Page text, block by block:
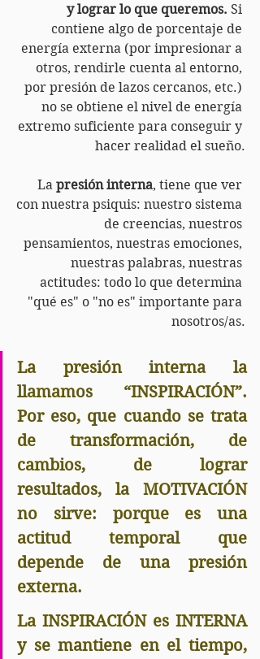
y lograr lo que queremos. Si
contiene algo de porcentaje de
energía externa (por impresionar a
otros, rendirle cuenta al entorno,
por presión de lazos cercanos, etc.)
no se obtiene el nivel de energía
extremo suficiente para conseguir y
hacer realidad el sueño.
La presión interna, tiene que ver
con nuestra psiquis: nuestro sistema
de creencias, nuestros
pensamientos, nuestras emociones,
nuestras palabras, nuestras
actitudes: todo lo que determina
"qué es" o "no es" importante para
nosotros/as.
La presión interna la
llamamos “INSPIRACIÓN”.
Por eso, que cuando se trata
de transformación, de
cambios, de lograr
resultados, la MOTIVACIÓN
no sirve: porque es una
actitud temporal que
depende de una presión
externa.
La INSPIRACIÓN es INTERNA
y se mantiene en el tiempo,